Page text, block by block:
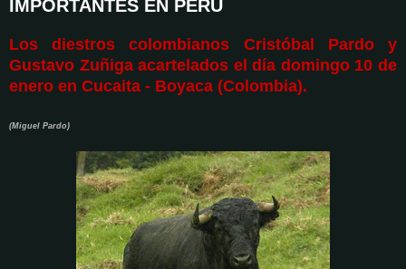
IMPORTANTES EN PERÚ
Los diestros colombianos Cristóbal Pardo y
Gustavo Zuñiga acartelados el día domingo 10 de
enero en Cucaita - Boyaca (Colombia).
(Miguel Pardo)